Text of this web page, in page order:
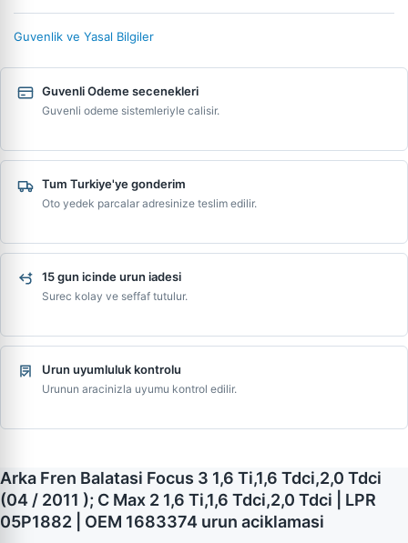
Guvenlik ve Yasal Bilgiler
Guvenli Odeme secenekleri
Guvenli odeme sistemleriyle calisir.
Tum Turkiye'ye gonderim
Oto yedek parcalar adresinize teslim edilir.
15 gun icinde urun iadesi
Surec kolay ve seffaf tutulur.
Urun uyumluluk kontrolu
Urunun aracinizla uyumu kontrol edilir.
Arka Fren Balatasi Focus 3 1,6 Ti,1,6 Tdci,2,0 Tdci
(04 / 2011 ); C Max 2 1,6 Ti,1,6 Tdci,2,0 Tdci | LPR
05P1882 | OEM 1683374 urun aciklamasi